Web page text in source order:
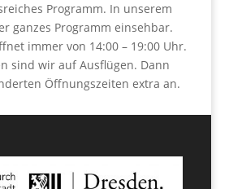
Programm. In unserem
ganzes Programm einsehbar.
immer von 14:00 – 19:00 Uhr.
sind wir auf Ausflügen. Dann
Öffnungszeiten extra an.